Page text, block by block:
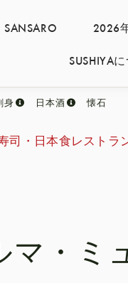
SANSARO 2026
SUSHIYA
身 日本酒 懐石
司・日本食レストラ
マ・ミ